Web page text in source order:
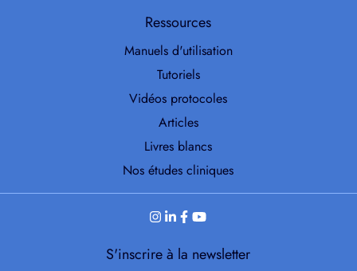
Ressources
Manuels d'utilisation
Tutoriels
Vidéos protocoles
Articles
Livres blancs
Nos études cliniques
S'inscrire à la newsletter